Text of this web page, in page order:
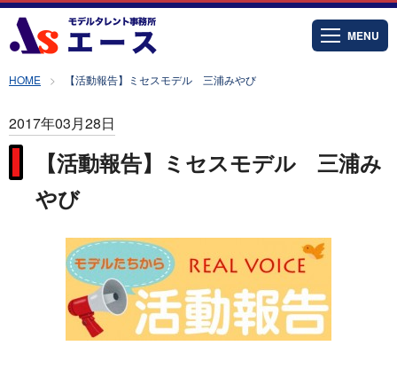
MENU
HOME 【活動報告】ミセスモデル 三浦みやび
2017年03月28日
【活動報告】ミセスモデル 三浦み
やび